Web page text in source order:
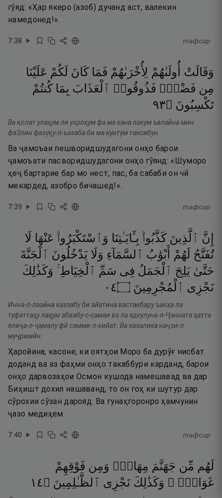
гӯяд: «Ҳар якеро (азоб) дучанд аст, валекин
намедонед!».
7:38 тафсир
وَقَالَتْ أُولَىٰهُمْ لِأُخْرَىٰهُمْ فَمَا كَانَ لَكُمْ عَلَيْنَا
مِن فَضْلٍۢ فَذُوقُوا۟ ٱلْعَذَابَ بِمَا كُنتُمْ
تَكْسِبُونَ ۝٣٩
Ва қолат улаҳум ли ухроҳум фа ма кана лакум ъалайна мин
фаЗлин фазуқу-л-ъазаба би ма кунтум таксибун.
Ва ҷамоъаи пешворидшудагони онҳо барои
ҷамоъати пасворидшудагони онҳо гӯянд: «Шуморо
ҳеҷ бартарие бар мо нест, пас, ба сабаби он чӣ
мекардед, азобро бичашед!».
7:39 тафсир
إِنَّ ٱلَّذِينَ كَذَّبُوا۟ بِـَٔايَـٰتِنَا وَٱسْتَكْبَرُوا۟ عَنْهَا لَا
تُفَتَّحُ لَهُمْ أَبْوَٰبُ ٱلسَّمَآءِ وَلَا يَدْخُلُونَ ٱلْجَنَّةَ
حَتَّىٰ يَلِجَ ٱلْجَمَلُ فِى سَمِّ ٱلْخِيَاطِ ۚ وَكَذَٰلِكَ
نَجْزِى ٱلْمُجْرِمِينَ ۝٤٠
Инна-л-лазӣна каззабу би айатина вастакбару ъанҳа ла
туфаттаҳу лаҳум абвабу-с-самаи ва ла ядхулуна-л-Ҷанната ҳатта
ялиҷа-л-ҷамалу фӣ самми-л-хийат. Ва казалика наҷзи-л
муҷримӣн.
Ҳаройина, касоне, ки оятҳои Моро ба дурӯғ нисбат
доданд ва аз фаҳми онҳо такаббури карданд, барои
онҳо дарвозаҳои Осмон кушода намешавад ва дар
Биҳишт дохил нашаванд, то он гоҳ ки шутур дар
сӯрохии сӯзан дарояд. Ва гунаҳгоронро ҳамчунин
ҷазо медиҳем.
7:40 тафсир
لَهُم مِّن جَهَنَّمَ مِهَادٌۭ وَمِن فَوْقِهِمْ
غَوَاشٍۢ ۚ وَكَذَٰلِكَ نَجْزِى ٱلظَّـٰلِمِينَ ۝٤١